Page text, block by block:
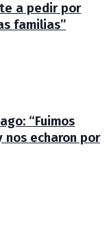
a pedir por
familias”
“Fuimos
echaron por